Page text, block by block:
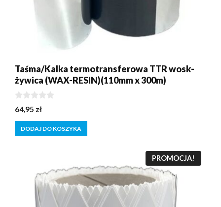
Taśma/Kalka termotransferowa TTR wosk-
żywica (WAX-RESIN)(110mm x 300m)
0
z
5
64,95 zł
DODAJ DO KOSZYKA
PROMOCJA!